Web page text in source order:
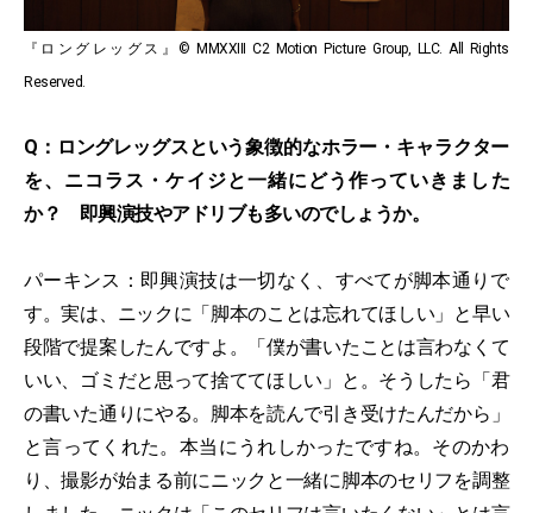
『ロングレッグス』© MMXXIII C2 Motion Picture Group, LLC. All Rights
Reserved.
Q：ロングレッグスという象徴的なホラー・キャラクター
を、ニコラス・ケイジと一緒にどう作っていきました
か？ 即興演技やアドリブも多いのでしょうか。
パーキンス：即興演技は一切なく、すべてが脚本通りで
す。実は、ニックに「脚本のことは忘れてほしい」と早い
段階で提案したんですよ。「僕が書いたことは言わなくて
いい、ゴミだと思って捨ててほしい」と。そうしたら「君
の書いた通りにやる。脚本を読んで引き受けたんだから」
と言ってくれた。本当にうれしかったですね。そのかわ
り、撮影が始まる前にニックと一緒に脚本のセリフを調整